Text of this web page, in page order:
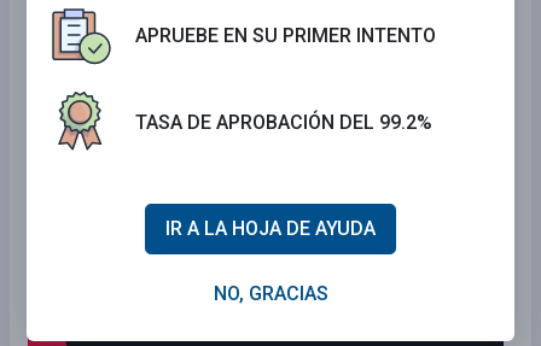
99.2% de las personas que usan nuestra hoja de ayuda
aprueban su examen la
APRUEBE EN SU PRIMER INTENTO
TASA DE APROBACIÓN DEL 99.2%
IR A LA HOJA DE AYUDA
NO, GRACIAS